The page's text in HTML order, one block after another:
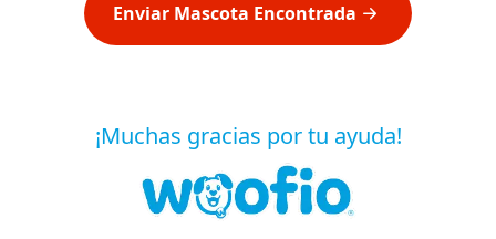
Enviar Mascota Encontrada
¡Muchas gracias por tu ayuda!